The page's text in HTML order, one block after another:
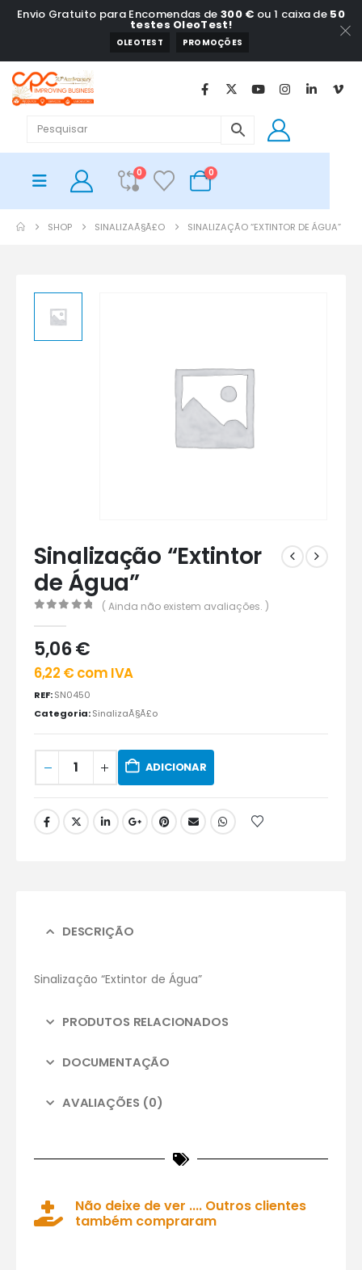
Envio Gratuito para Encomendas de 300 € ou 1 caixa de 50
testes OleoTest!
OLEOTEST PROMOÇÕES
0 0
SHOP SINALIZAÃ§Ã£O SINALIZAÇÃO “EXTINTOR DE ÁGUA”
Sinalização “Extintor
de Água”
( Ainda não existem avaliações. )
5,06€
6,22 €com IVA
REF:SN0450
Categoria:SinalizaÃ§Ã£o
ADICIONAR
DESCRIÇÃO
Sinalização “Extintor de Água”
PRODUTOS RELACIONADOS
DOCUMENTAÇÃO
AVALIAÇÕES (0)
Não deixe de ver .... Outros clientes
também compraram